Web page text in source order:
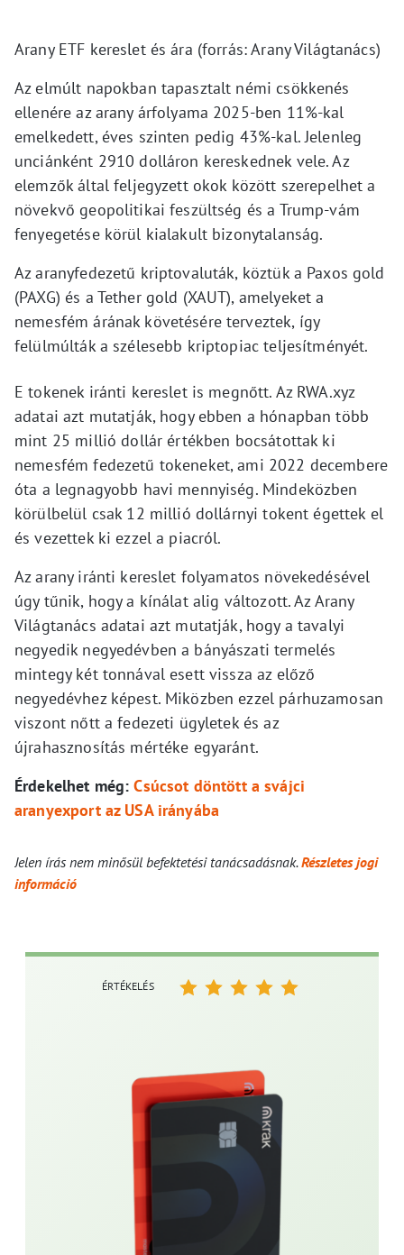
Arany ETF kereslet és ára (forrás: Arany Világtanács)
Az elmúlt napokban tapasztalt némi csökkenés
ellenére az arany árfolyama 2025-ben 11%-kal
emelkedett, éves szinten pedig 43%-kal. Jelenleg
unciánként 2910 dolláron kereskednek vele. Az
elemzők által feljegyzett okok között szerepelhet a
növekvő geopolitikai feszültség és a Trump-vám
fenyegetése körül kialakult bizonytalanság.
Az aranyfedezetű kriptovaluták, köztük a Paxos gold
(PAXG) és a Tether gold (XAUT), amelyeket a
nemesfém árának követésére terveztek, így
felülmúlták a szélesebb kriptopiac teljesítményét.
E tokenek iránti kereslet is megnőtt. Az RWA.xyz
adatai azt mutatják, hogy ebben a hónapban több
mint 25 millió dollár értékben bocsátottak ki
nemesfém fedezetű tokeneket, ami 2022 decembere
óta a legnagyobb havi mennyiség. Mindeközben
körülbelül csak 12 millió dollárnyi tokent égettek el
és vezettek ki ezzel a piacról.
Az arany iránti kereslet folyamatos növekedésével
úgy tűnik, hogy a kínálat alig változott. Az Arany
Világtanács adatai azt mutatják, hogy a tavalyi
negyedik negyedévben a bányászati ​​termelés
mintegy két tonnával esett vissza az előző
negyedévhez képest. Miközben ezzel párhuzamosan
viszont nőtt a fedezeti ügyletek és az
újrahasznosítás mértéke egyaránt.
Érdekelhet még: Csúcsot döntött a svájci
aranyexport az USA irányába
Jelen írás nem minősül befektetési tanácsadásnak.Részletes jogi
információ
ÉRTÉKELÉS